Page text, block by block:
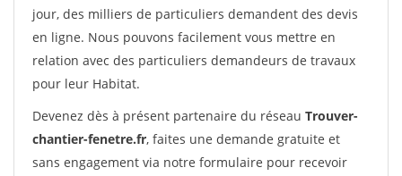
jour, des milliers de particuliers demandent des devis
en ligne. Nous pouvons facilement vous mettre en
relation avec des particuliers demandeurs de travaux
pour leur Habitat.
Devenez dès à présent partenaire du réseau Trouver-
chantier-fenetre.fr, faites une demande gratuite et
sans engagement via notre formulaire pour recevoir